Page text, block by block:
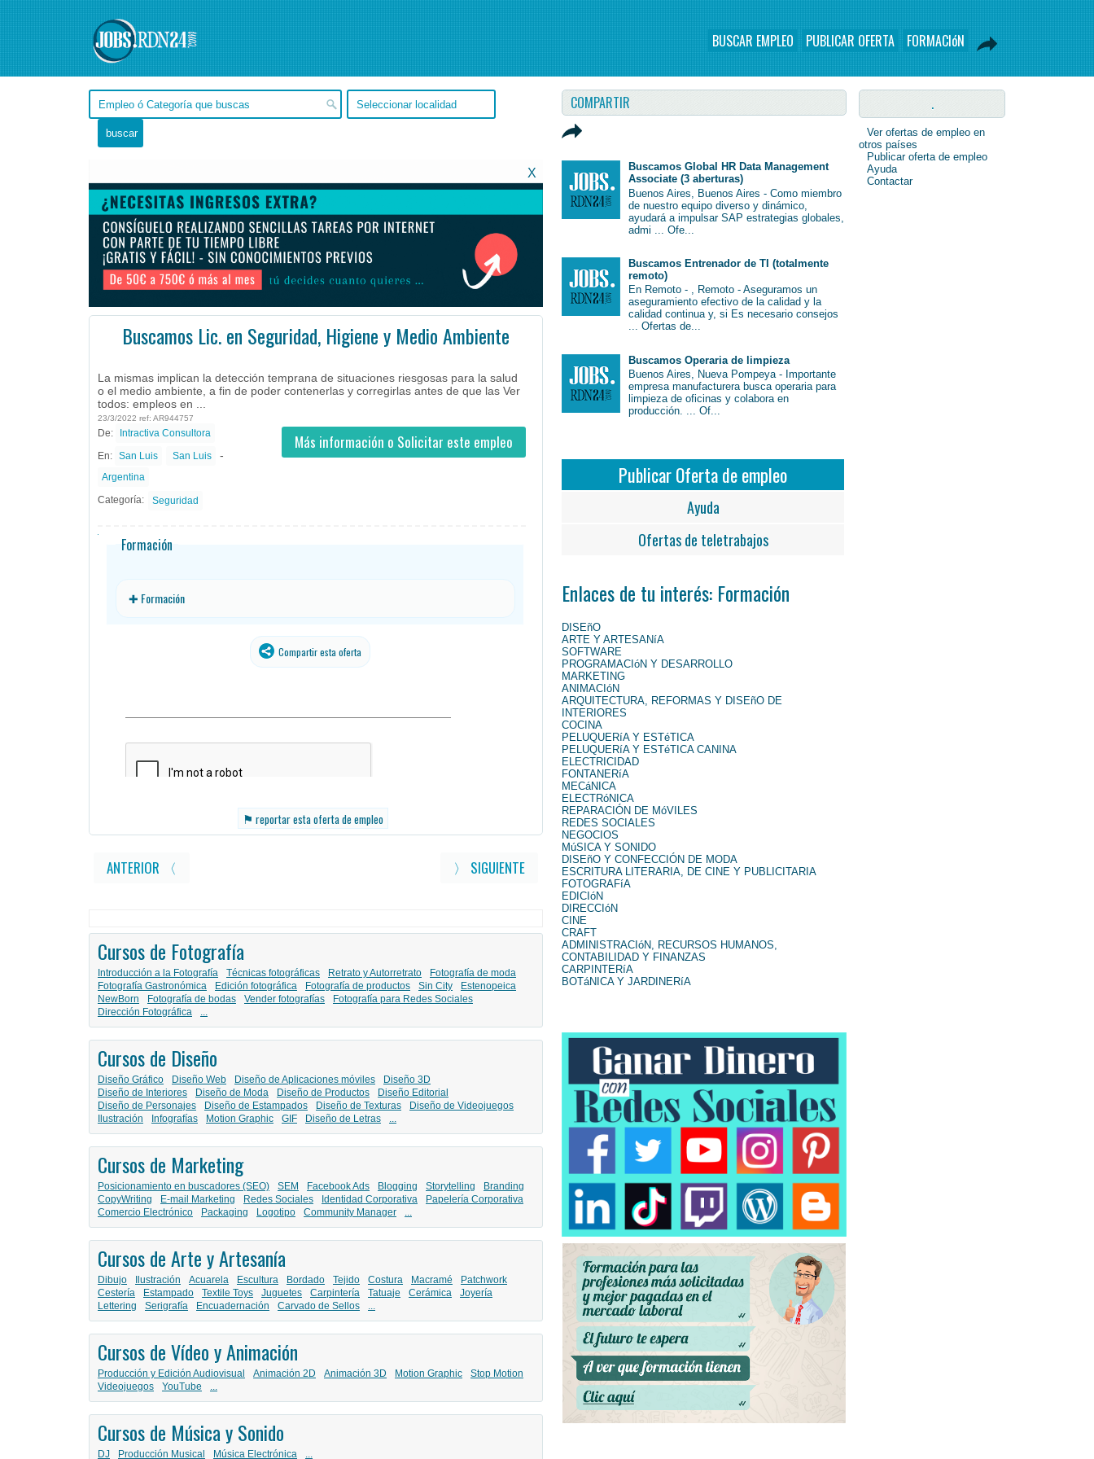
BUSCAR EMPLEO PUBLICAR OFERTA FORMACIóN
X
Buscamos Lic. en Seguridad, Higiene y Medio Ambiente
La mismas implican la detección temprana de situaciones riesgosas para la salud
o el medio ambiente, a fin de poder contenerlas y corregirlas antes de que las Ver
todos: empleos en ...
23/3/2022 ref: AR944757
Más información o Solicitar este empleo
De: Intractiva Consultora
En: San Luis San Luis -
Argentina
Categoría:
Seguridad
Formación
✚ Formación
Compartir esta oferta
⚑ reportar esta oferta de empleo
ANTERIOR 〈 〉 SIGUIENTE
Cursos de Fotografía
Introducción a la Fotografía Técnicas fotográficas Retrato y Autorretrato
Fotografía de moda
Fotografía Gastronómica
Edición fotográfica Fotografía de productos Sin City
Estenopeica
NewBorn
Fotografía de bodas Vender fotografías
Fotografía para Redes Sociales
Dirección Fotográfica
...
Cursos de Diseño
Diseño Gráfico Diseño Web Diseño de Aplicaciones móviles
Diseño 3D
Diseño de Interiores
Diseño de Moda Diseño de Productos
Diseño Editorial
Diseño de Personajes
Diseño de Estampados Diseño de Texturas
Diseño de Videojuegos
Ilustración
Infografías Motion Graphic GIF Diseño de Letras ...
Cursos de Marketing
Posicionamiento en buscadores (SEO) SEM Facebook Ads Blogging Storytelling
Branding
CopyWriting
E-mail Marketing Redes Sociales Identidad Corporativa
Papelería Corporativa
Comercio Electrónico
Packaging Logotipo Community Manager ...
Cursos de Arte y Artesanía
Dibujo Ilustración Acuarela Escultura Bordado Tejido Costura Macramé
Patchwork
Cestería
Estampado Textile Toys Juguetes Carpintería Tatuaje Cerámica
Joyería
Lettering
Serigrafía Encuadernación Carvado de Sellos ...
Cursos de Vídeo y Animación
Producción y Edición Audiovisual Animación 2D Animación 3D Motion Graphic
Stop Motion
Videojuegos
YouTube ...
Cursos de Música y Sonido
DJ Producción Musical Música Electrónica ...
COMPARTIR
Buscamos Global HR Data Management
Associate (3 aberturas)
Buenos Aires, Buenos Aires - Como miembro
de nuestro equipo diverso y dinámico,
ayudará a impulsar SAP estrategias globales,
admi ... Ofe...
Buscamos Entrenador de TI (totalmente
remoto)
En Remoto - , Remoto - Aseguramos un
aseguramiento efectivo de la calidad y la
calidad continua y, si Es necesario consejos
... Ofertas de...
Buscamos Operaria de limpieza
Buenos Aires, Nueva Pompeya - Importante
empresa manufacturera busca operaria para
limpieza de oficinas y colabora en
producción. ... Of...
Publicar Oferta de empleo
Ayuda
Ofertas de teletrabajos
Enlaces de tu interés: Formación
DISEñO
ARTE Y ARTESANíA
SOFTWARE
PROGRAMACIóN Y DESARROLLO
MARKETING
ANIMACIóN
ARQUITECTURA, REFORMAS Y DISEñO DE
INTERIORES
COCINA
PELUQUERíA Y ESTéTICA
PELUQUERíA Y ESTéTICA CANINA
ELECTRICIDAD
FONTANERíA
MECáNICA
ELECTRóNICA
REPARACIÓN DE MóVILES
REDES SOCIALES
NEGOCIOS
MúSICA Y SONIDO
DISEñO Y CONFECCIÓN DE MODA
ESCRITURA LITERARIA, DE CINE Y PUBLICITARIA
FOTOGRAFíA
EDICIóN
DIRECCIóN
CINE
CRAFT
ADMINISTRACIóN, RECURSOS HUMANOS,
CONTABILIDAD Y FINANZAS
CARPINTERíA
BOTáNICA Y JARDINERíA
.
Ver ofertas de empleo en
otros países
Publicar oferta de empleo
Ayuda
Contactar